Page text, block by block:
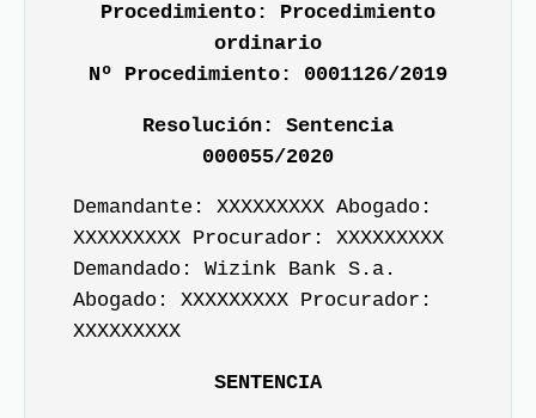
Procedimiento: Procedimiento
ordinario
Nº Procedimiento: 0001126/2019
Resolución: Sentencia
000055/2020
Demandante: XXXXXXXXX Abogado:
XXXXXXXXX Procurador: XXXXXXXXX
Demandado: Wizink Bank S.a.
Abogado: XXXXXXXXX Procurador:
XXXXXXXXX
SENTENCIA